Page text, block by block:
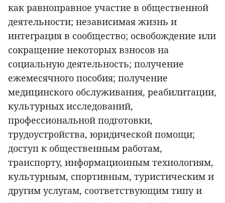
как равноправное участие в общественной
деятельности; независимая жизнь и
интеграция в сообщество; освобождение или
сокращение некоторых взносов на
социальную деятельность; получение
ежемесячного пособия; получение
медицинского обслуживания, реабилитации,
культурных исследований,
профессиональной подготовки,
трудоустройства, юридической помощи;
доступ к общественным работам,
транспорту, информационным технологиям,
культурным, спортивным, туристическим и
другим услугам, соответствующим типу и